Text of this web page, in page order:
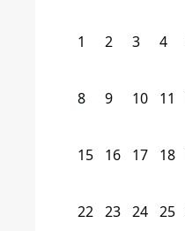
1 2 3 4
8 9 10 11
15 16 17 18
22 23 24 25